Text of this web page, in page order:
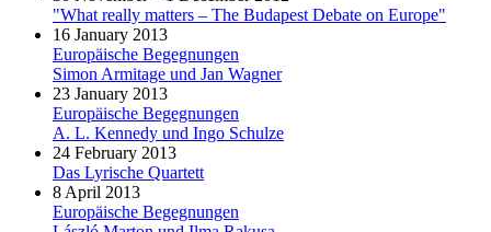
"What really matters – The Budapest Debate on Europe"
16 January 2013
Europäische Begegnungen
Simon Armitage und Jan Wagner
23 January 2013
Europäische Begegnungen
A. L. Kennedy und Ingo Schulze
24 February 2013
Das Lyrische Quartett
8 April 2013
Europäische Begegnungen